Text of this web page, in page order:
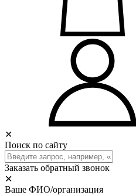
✕
Поиск по сайту
Заказать обратный звонок
✕
Ваше ФИО/организация